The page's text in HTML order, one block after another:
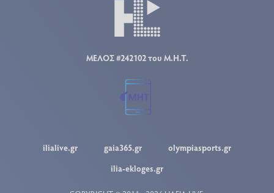
ΜΕΛΟΣ #242102 του Μ.Η.Τ.
ilialive.gr gaia365.gr
olympiasports.gr
ilia-ekloges.gr